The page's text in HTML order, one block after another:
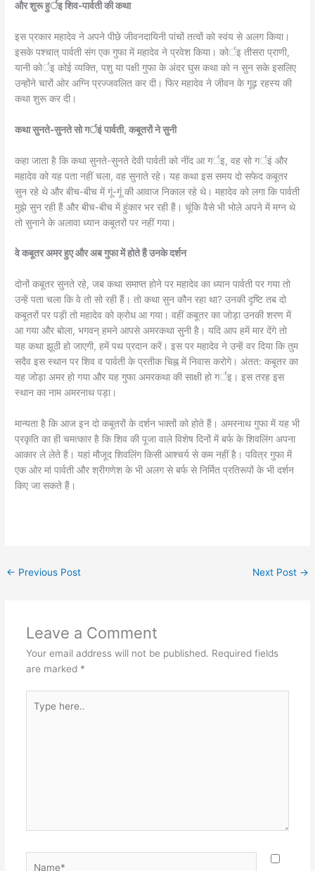
और शुरू हुर्इ शिव-पार्वती की कथा
इस प्रकार महादेव ने अपने पीछे जीवनदायिनी पांचों तत्वों को स्वंय से अलग किया।
इसके पश्चात् पार्वती संग एक गुफा में महादेव ने प्रवेश किया। कोर्इ तीसरा प्राणी,
यानी कोर्इ कोई व्यक्ति, पशु या पक्षी गुफा के अंदर घुस कथा को न सुन सके इसलिए
उन्होंने चारों ओर अग्नि प्रज्जवलित कर दी। फिर महादेव ने जीवन के गूढ़ रहस्य की
कथा शुरू कर दी।
कथा सुनते-सुनते सो गर्इं पार्वती, कबूतरों ने सुनी
कहा जाता है कि कथा सुनते-सुनते देवी पार्वती को नींद आ गर्इ, वह सो गर्इं और
महादेव को यह पता नहीं चला, वह सुनाते रहे। यह कथा इस समय दो सफेद कबूतर
सुन रहे थे और बीच-बीच में गूं-गूं की आवाज निकाल रहे थे। महादेव को लगा कि पार्वती
मुझे सुन रही हैं और बीच-बीच में हुंकार भर रही हैं। चूंकि वैसे भी भोले अपने में मग्न थे
तो सुनाने के अलावा ध्यान कबूतरों पर नहीं गया।
वे कबूतर अमर हुए और अब गुफा में होते हैं उनके दर्शन
दोनों कबूतर सुनते रहे, जब कथा समाप्त होने पर महादेव का ध्यान पार्वती पर गया तो
उन्हें पता चला कि वे तो सो रही हैं। तो कथा सुन कौन रहा था? उनकी दृष्टि तब दो
कबूतरों पर पड़ी तो महादेव को क्रोध आ गया। वहीं कबूतर का जोड़ा उनकी शरण में
आ गया और बोला, भगवन् हमने आपसे अमरकथा सुनी है। यदि आप हमें मार देंगे तो
यह कथा झूठी हो जाएगी, हमें पथ प्रदान करें। इस पर महादेव ने उन्हें वर दिया कि तुम
सदैव इस स्थान पर शिव व पार्वती के प्रतीक चिह्न में निवास करोगे। अंतत: कबूतर का
यह जोड़ा अमर हो गया और यह गुफा अमरकथा की साक्षी हो गर्इ। इस तरह इस
स्थान का नाम अमरनाथ पड़ा।
मान्यता है कि आज इन दो कबूतरों के दर्शन भक्तों को होते हैं। अमरनाथ गुफा में यह भी
प्रकृति का ही चमत्कार है कि शिव की पूजा वाले विशेष दिनों में बर्फ के शिवलिंग अपना
आकार ले लेते हैं। यहां मौजूद शिवलिंग किसी आश्चर्य से कम नहीं है। पवित्र गुफा में
एक ओर मां पार्वती और श्रीगणेश के भी अलग से बर्फ से निर्मित प्रतिरूपों के भी दर्शन
किए जा सकते हैं।
← Previous Post Next Post →
Leave a Comment
Your email address will not be published. Required fields
are marked *
here..